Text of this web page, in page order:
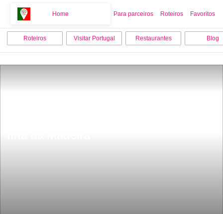
Home Para parceiros Roteiros Favoritos
Home
Roteiros Visitar Portugal Restaurantes Blog